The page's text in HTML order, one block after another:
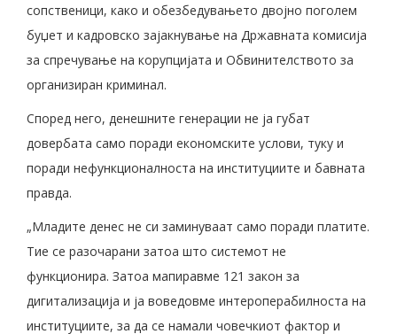
сопственици, како и обезбедувањето двојно поголем
буџет и кадровско зајакнување на Државната комисија
за спречување на корупцијата и Обвинителството за
организиран криминал.
Според него, денешните генерации не ја губат
довербата само поради економските услови, туку и
поради нефункционалноста на институциите и бавната
правда.
„Младите денес не си заминуваат само поради платите.
Тие се разочарани затоа што системот не
функционира. Затоа мапиравме 121 закон за
дигитализација и ја воведовме интероперабилноста на
институциите, за да се намали човечкиот фактор и